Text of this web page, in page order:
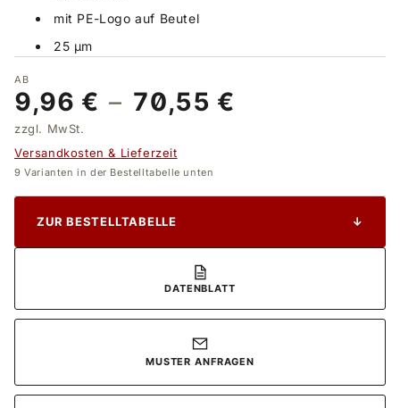
mit PE-Logo auf Beutel
25 µm
AB
9,96 € – 70,55 €
zzgl. MwSt.
Versandkosten & Lieferzeit
9 Varianten in der Bestelltabelle unten
ZUR BESTELLTABELLE ↓
DATENBLATT
MUSTER ANFRAGEN